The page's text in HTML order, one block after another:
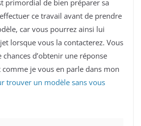
primordial de bien préparer sa
ce travail avant de prendre
car vous pourrez ainsi lui
lorsque vous la contacterez. Vous
d’obtenir une réponse
je vous en parle dans mon
trouver un modèle sans vous